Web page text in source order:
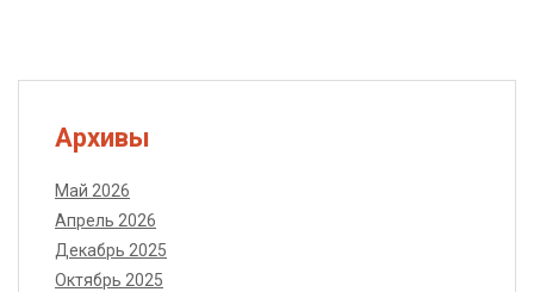
Архивы
Май 2026
Апрель 2026
Декабрь 2025
Октябрь 2025